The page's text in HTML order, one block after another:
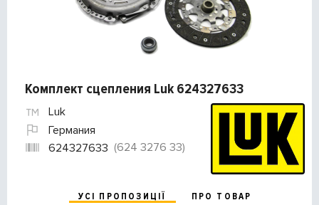
Комплект сцепления Luk 624327633
Luk
Германия
624327633 (624 3276 33)
УСІ ПРОПОЗИЦІЇ
ПРО ТОВАР